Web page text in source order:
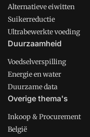
Alternatieve eiwitten
Suikerreductie
Ultrabewerkte voeding
Duurzaamheid
Voedselverspilling
Energie en water
Duurzame data
Overige thema's
Inkoop & Procurement
België